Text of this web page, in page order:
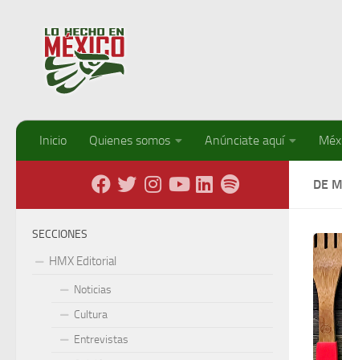
Inicio Quienes somos Anúnciate aquí
DE
SECCIONES
HMX Editorial
Noticias
Cultura
Entrevistas